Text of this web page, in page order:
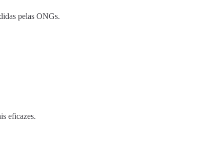
pelas ONGs.
eficazes.